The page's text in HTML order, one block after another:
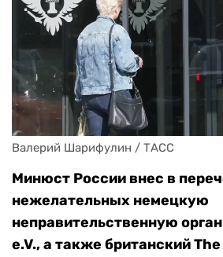
Валерий Шарифулин / ТАСС
Минюст России внес в
нежелательных немецкую
неправительственную
e.V., а также британский